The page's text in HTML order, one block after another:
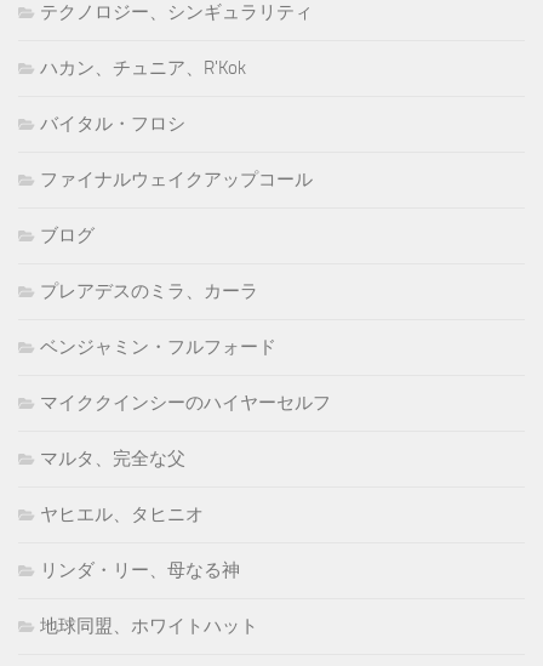
テクノロジー、シンギュラリティ
ハカン、チュニア、R'Kok
バイタル・フロシ
ファイナルウェイクアップコール
ブログ
プレアデスのミラ、カーラ
ベンジャミン・フルフォード
マイククインシーのハイヤーセルフ
マルタ、完全な父
ヤヒエル、タヒニオ
リンダ・リー、母なる神
地球同盟、ホワイトハット